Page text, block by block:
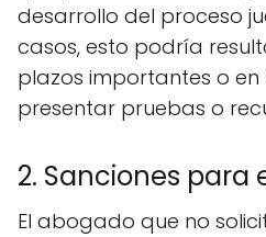
desarrollo del proceso
casos, esto podría
plazos importantes o
presentar pruebas o
2. Sanciones para
El abogado que no